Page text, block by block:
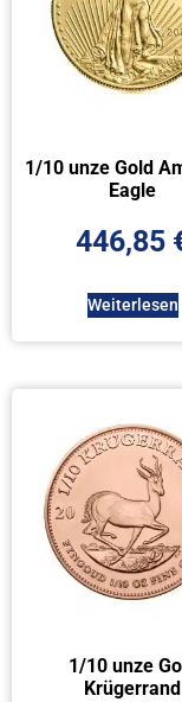
1/10 unze Gold
Eagle
446,85
Weiterlesen
1/10 unze
Krügerrand